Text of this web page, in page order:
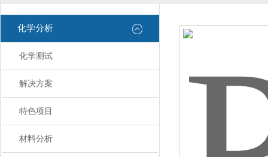
化学分析
化学测试
解决方案
特色项目
材料分析